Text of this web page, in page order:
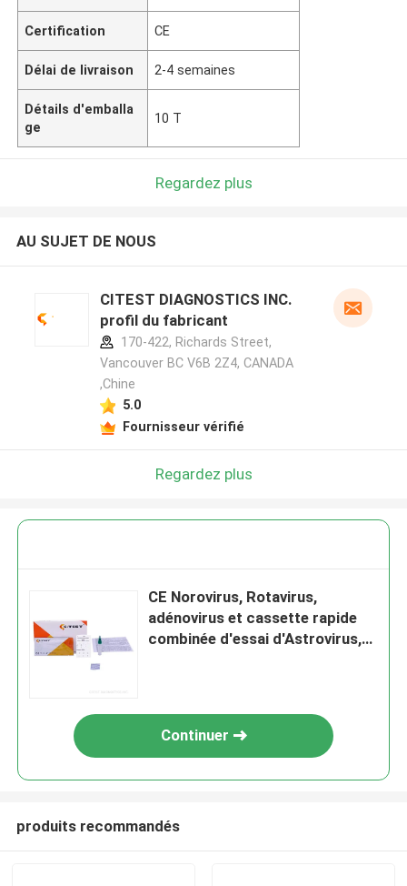
Certification CE
Délai de livraison 2-4 semaines
Détails d'emballa
ge
10 T
Regardez plus
AU SUJET DE NOUS
CITEST DIAGNOSTICS INC.
profil du fabricant
170-422, Richards Street,
Vancouver BC V6B 2Z4, CANADA
,Chine
5.0
Fournisseur vérifié
Regardez plus
CE Norovirus, Rotavirus,
adénovirus et cassette rapide
combinée d'essai d'Astrovirus,
Continuer
produits recommandés